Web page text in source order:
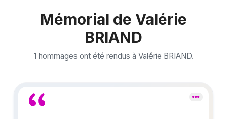
Mémorial de Valérie
BRIAND
1 hommages ont été rendus à Valérie BRIAND.